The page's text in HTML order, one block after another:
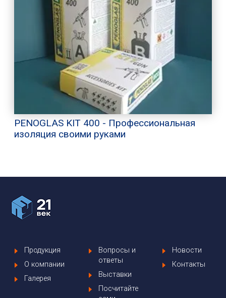
PENOGLAS KIT 400 - Профессиональная
изоляция своими руками
Продукция
О компании
Галерея
Вопросы и
ответы
Выставки
Посчитайте
Новости
Контакты